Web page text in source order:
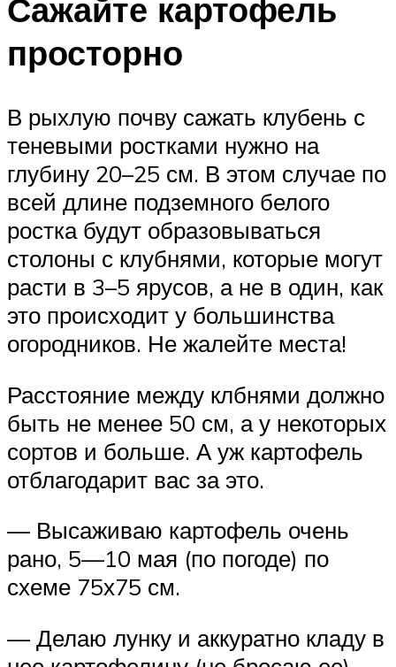
Сажайте картофель
просторно
В рыхлую почву сажать клубень с
теневыми ростками нужно на
глубину 20–25 см. В этом случае по
всей длине подземного белого
ростка будут образовываться
столоны с клубнями, которые могут
расти в 3–5 ярусов, а не в один, как
это происходит у большинства
огородников. Не жалейте места!
Расстояние между клбнями должно
быть не менее 50 см, а у некоторых
сортов и больше. А уж картофель
отблагодарит вас за это.
— Высаживаю картофель очень
рано, 5—10 мая (по погоде) по
схеме 75х75 см.
— Делаю лунку и аккуратно кладу в